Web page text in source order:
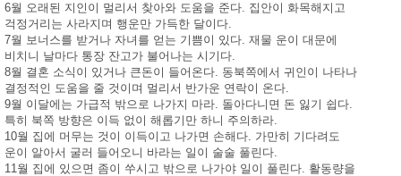
6월 오래된 지인이 멀리서 찾아와 도움을 준다. 집안이 화목해지고
걱정거리는 사라지며 행운만 가득한 달이다.
7월 보너스를 받거나 자녀를 얻는 기쁨이 있다. 재물 운이 대문에
비치니 날마다 통장 잔고가 불어나는 시기다.
8월 결혼 소식이 있거나 큰돈이 들어온다. 동북쪽에서 귀인이 나타나
결정적인 도움을 줄 것이며 멀리서 반가운 연락이 온다.
9월 이달에는 가급적 밖으로 나가지 마라. 돌아다니면 돈 잃기 쉽다.
특히 북쪽 방향은 이득 없이 해롭기만 하니 주의하라.
10월 집에 머무는 것이 이득이고 나가면 손해다. 가만히 기다려도
운이 알아서 굴러 들어오니 바라는 일이 술술 풀린다.
11월 집에 있으면 좀이 쑤시고 밖으로 나가야 일이 풀린다. 활동량을